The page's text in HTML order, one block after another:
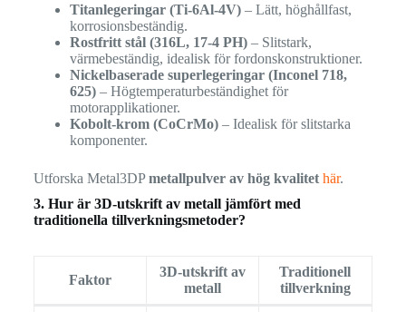
Titanlegeringar (Ti-6Al-4V)– Lätt, höghållfast,
korrosionsbeständig.
Rostfritt stål (316L, 17-4 PH)– Slitstark,
värmebeständig, idealisk för fordonskonstruktioner.
Nickelbaserade superlegeringar (Inconel 718,
625)– Högtemperaturbeständighet för
motorapplikationer.
Kobolt-krom (CoCrMo)– Idealisk för slitstarka
komponenter.
Utforska Metal3DPmetallpulver av hög kvalitet här.
3. Hur är 3D-utskrift av metall jämfört med
traditionella tillverkningsmetoder?
Faktor
3D-utskrift av
metall
Traditionell
tillverkning